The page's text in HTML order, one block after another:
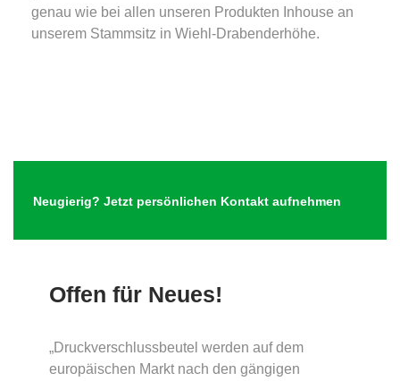
genau wie bei allen unseren Produkten Inhouse an
unserem Stammsitz in Wiehl-Drabenderhöhe.
Neugierig? Jetzt persönlichen Kontakt aufnehmen
Offen für Neues!
„Druckverschlussbeutel werden auf dem
europäischen Markt nach den gängigen